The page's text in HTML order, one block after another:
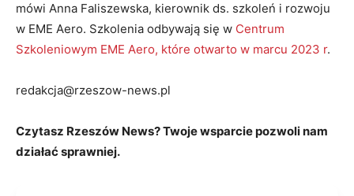
mówi Anna Faliszewska, kierownik ds. szkoleń i rozwoju
w EME Aero. Szkolenia odbywają się w Centrum
Szkoleniowym EME Aero, które otwarto w marcu 2023 r.
redakcja@rzeszow-news.pl
Czytasz Rzeszów News? Twoje wsparcie pozwoli nam
działać sprawniej.